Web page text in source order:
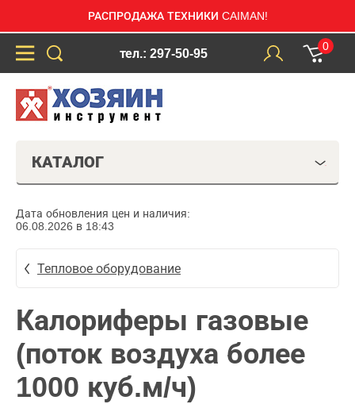
РАСПРОДАЖА ТЕХНИКИ CAIMAN!
тел.: 297-50-95
0
КАТАЛОГ
Дата обновления цен и наличия:
06.08.2026 в 18:43
Тепловое оборудование
Калориферы газовые
(поток воздуха более
1000 куб.м/ч)